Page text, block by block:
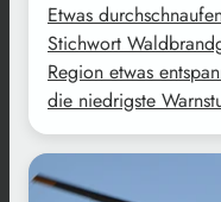
Etwas
Stichwort
Region etwas
die niedrigste